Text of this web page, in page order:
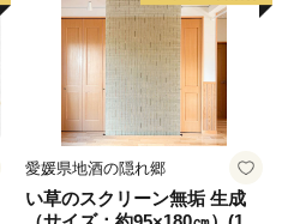
愛媛県地酒の隠れ郷
い草のスクリーン無垢 生成